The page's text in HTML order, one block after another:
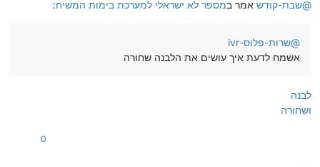
@שבת-קודש אמר במספר לא ישראלי למערכת בימות המשיח:
@שרות-פלוס-ivr
אשמח לדעת איך עושים את הלבנה שחורה
לבנה
ושחורה
0